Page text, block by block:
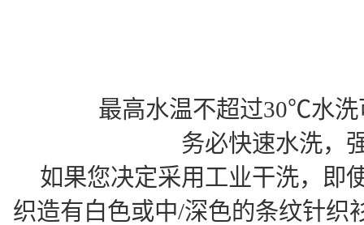
最高水温不超过30℃水洗
务必快速水洗，
如果您决定采用工业干洗，即
织造有白色或中/深色的条纹针织